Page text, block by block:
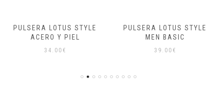
PULSERA LOTUS STYLE
ACERO Y PIEL
34.00 €
PULSERA LOTUS STYLE
MEN BASIC
39.00 €